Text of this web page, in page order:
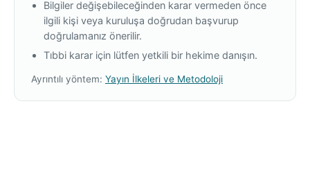
Bilgiler değişebileceğinden karar vermeden önce
ilgili kişi veya kuruluşa doğrudan başvurup
doğrulamanız önerilir.
Tıbbi karar için lütfen yetkili bir hekime danışın.
Ayrıntılı yöntem: Yayın İlkeleri ve Metodoloji